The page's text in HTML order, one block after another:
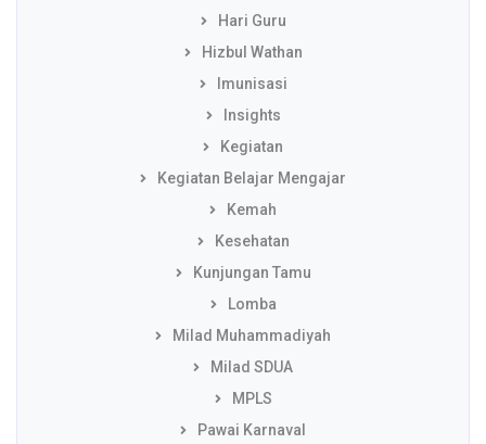
Hari Guru
Hizbul Wathan
Imunisasi
Insights
Kegiatan
Kegiatan Belajar Mengajar
Kemah
Kesehatan
Kunjungan Tamu
Lomba
Milad Muhammadiyah
Milad SDUA
MPLS
Pawai Karnaval